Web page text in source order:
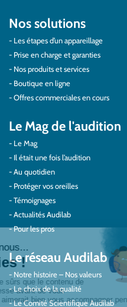
Nos solutions
Les étapes d’un appareillage
Prise en charge et garanties
Nos produits et services
Boutique en ligne
Offres commerciales en cours
Le Mag de l'audition
Le Mag
Il était une fois l’audition
Au quotidien
Protéger vos oreilles
Témoignages
Actualités Audilab
Pour les pros
Le réseau Audilab
Notre histoire – Nos valeurs
Le choix de la qualité
Le Comité Scientifique Audilab